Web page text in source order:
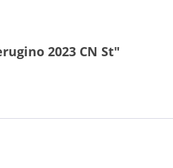
2023 CN St"